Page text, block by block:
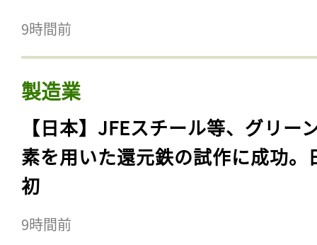
9時間前
製造業
【日本】JFEスチール等、グリー
素を用いた還元鉄の試作に成功。
初
9時間前